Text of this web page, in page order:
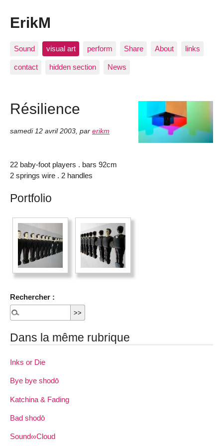
ErikM
Sound visual art perform Share About links
contact hidden section News
Résilience
samedi 12 avril 2003 par erikm
22 baby-foot players . bars 92cm
2 springs wire . 2 handles
Portfolio
Rechercher :
Dans la même rubrique
Inks or Die
Bye bye shodō
Katchina & Fading
Bad shodō
Sound∞Cloud